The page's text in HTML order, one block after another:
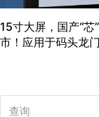
15寸大屏，国产“
市！应用于码头龙